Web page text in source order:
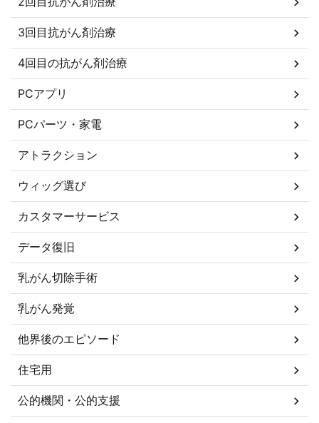
3回目抗がん剤治療
4回目の抗がん剤治療
PCアプリ
PCパーツ・家電
アトラクション
ウィッグ選び
カスタマーサービス
データ復旧
乳がん切除手術
乳がん発覚
他界後のエピソード
住宅用
公的機関・公的支援